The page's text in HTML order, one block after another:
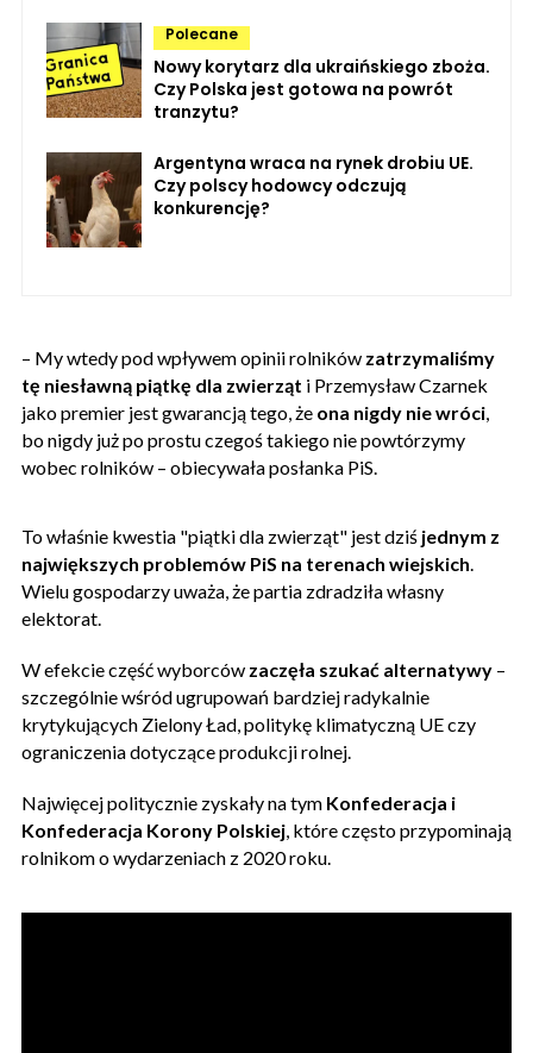
Polecane
Nowy korytarz dla ukraińskiego zboża.
Czy Polska jest gotowa na powrót
tranzytu?
Argentyna wraca na rynek drobiu UE.
Czy polscy hodowcy odczują
konkurencję?
– My wtedy pod wpływem opinii rolników zatrzymaliśmy
tę niesławną piątkę dla zwierząt i Przemysław Czarnek
jako premier jest gwarancją tego, że ona nigdy nie wróci,
bo nigdy już po prostu czegoś takiego nie powtórzymy
wobec rolników – obiecywała posłanka PiS.
To właśnie kwestia "piątki dla zwierząt" jest dziś jednym z
największych problemów PiS na terenach wiejskich.
Wielu gospodarzy uważa, że partia zdradziła własny
elektorat.
W efekcie część wyborców zaczęła szukać alternatywy –
szczególnie wśród ugrupowań bardziej radykalnie
krytykujących Zielony Ład, politykę klimatyczną UE czy
ograniczenia dotyczące produkcji rolnej.
Najwięcej politycznie zyskały na tym Konfederacja i
Konfederacja Korony Polskiej, które często przypominają
rolnikom o wydarzeniach z 2020 roku.